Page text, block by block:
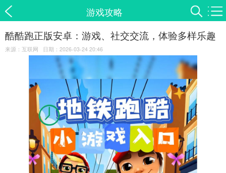
游戏攻略
酷酷跑正版安卓：游戏、社交交流，体验多样乐趣
来源：互联网 日期：2026-03-24 20:46